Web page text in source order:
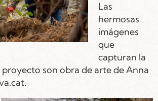
Las
hermosas
imágenes
que
capturan la
proyecto son obra de arte de Anna